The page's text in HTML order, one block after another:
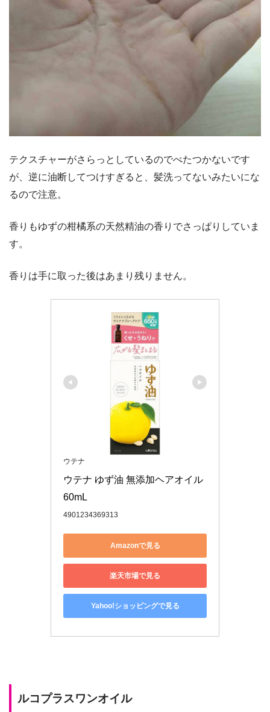
テクスチャーがさらっとしているのでべたつかないです
が、逆に油断してつけすぎると、髪洗ってないみたいにな
るので注意。
香りもゆずの柑橘系の天然精油の香りでさっぱりしていま
す。
香りは手に取った後はあまり残りません。
ウテナ
ウテナ ゆず油 無添加ヘアオイル
60mL
4901234369313
Amazonで見る
楽天市場で見る
Yahoo!ショッピングで見る
ルコプラスワンオイル